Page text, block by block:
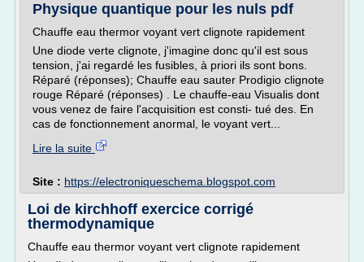
Physique quantique pour les nuls pdf
Chauffe eau thermor voyant vert clignote rapidement
Une diode verte clignote, j'imagine donc qu'il est sous
tension, j'ai regardé les fusibles, à priori ils sont bons.
Réparé (réponses); Chauffe eau sauter Prodigio clignote
rouge Réparé (réponses) . Le chauffe-eau Visualis dont
vous venez de faire l'acquisition est consti- tué des. En
cas de fonctionnement anormal, le voyant vert...
Lire la suite
Site : https://electroniqueschema.blogspot.com
Loi de kirchhoff exercice corrigé
thermodynamique
Chauffe eau thermor voyant vert clignote rapidement